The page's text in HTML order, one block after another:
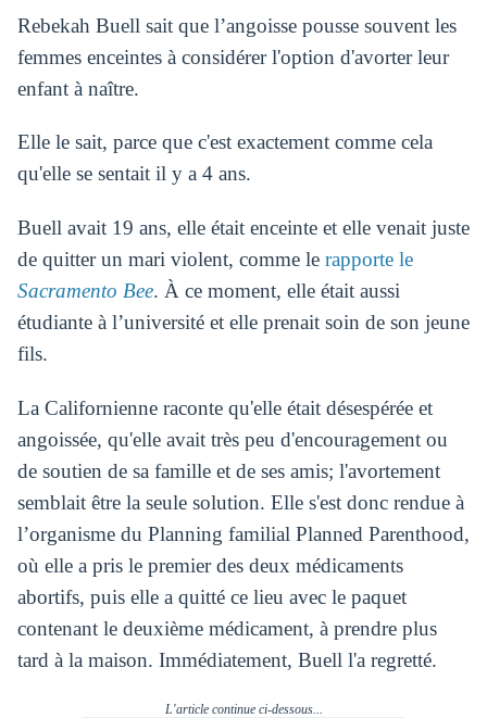
Rebekah Buell sait que l’angoisse pousse souvent les
femmes enceintes à considérer l'option d'avorter leur
enfant à naître.
Elle le sait, parce que c'est exactement comme cela
qu'elle se sentait il y a 4 ans.
Buell avait 19 ans, elle était enceinte et elle venait juste
de quitter un mari violent, comme le rapporte le
Sacramento Bee. À ce moment, elle était aussi
étudiante à l’université et elle prenait soin de son jeune
fils.
La Californienne raconte qu'elle était désespérée et
angoissée, qu'elle avait très peu d'encouragement ou
de soutien de sa famille et de ses amis; l'avortement
semblait être la seule solution. Elle s'est donc rendue à
l’organisme du Planning familial Planned Parenthood,
où elle a pris le premier des deux médicaments
abortifs, puis elle a quitté ce lieu avec le paquet
contenant le deuxième médicament, à prendre plus
tard à la maison. Immédiatement, Buell l'a regretté.
L'article continue ci-dessous...